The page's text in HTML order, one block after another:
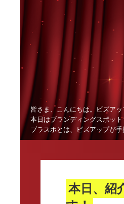
皆さま、こんにちは。ビズアッ
本日はブランディングスポッ
ブラスポとは、ビズアップが
本日、紹